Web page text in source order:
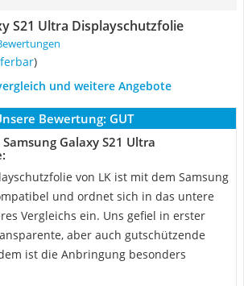
S21 Ultra Displayschutzfolie
)
und weitere Angebote
Bewertung: GUT
Galaxy S21 Ultra
von LK ist mit dem Samsung
und ordnet sich in das untere
Vergleichs ein. Uns gefiel in erster
aber auch gutschützende
ist die Anbringung besonders